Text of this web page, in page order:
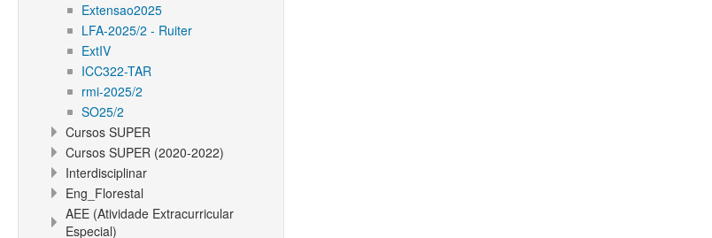
Extensao2025
LFA-2025/2 - Ruiter
ExtIV
ICC322-TAR
rmi-2025/2
SO25/2
Cursos SUPER
Cursos SUPER (2020-2022)
Interdisciplinar
Eng_Florestal
AEE (Atividade Extracurricular
Especial)